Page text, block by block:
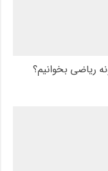
ریاضی بخوانیم؟